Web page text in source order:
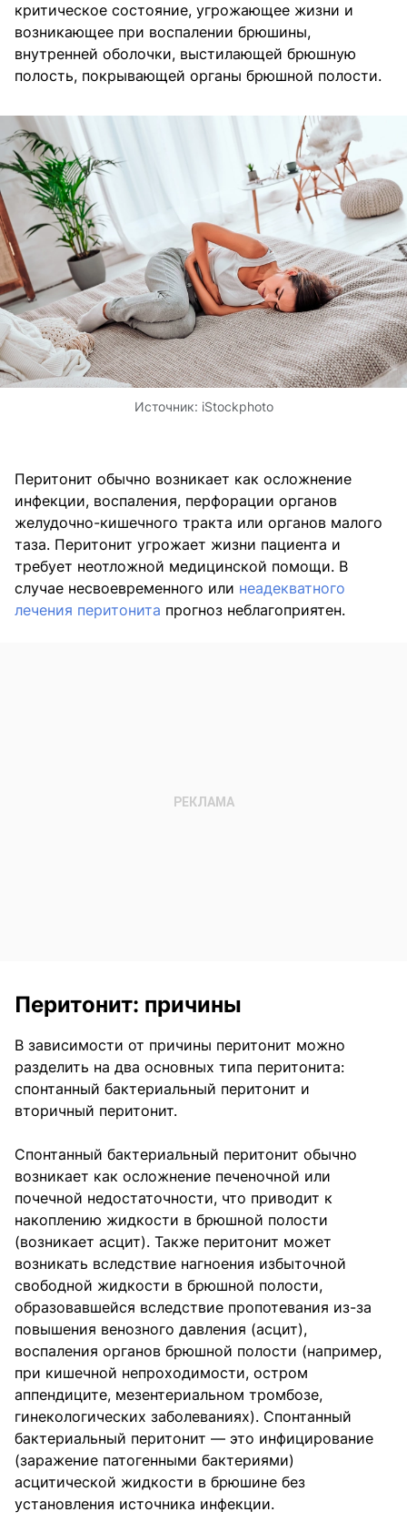
критическое состояние, угрожающее жизни и
возникающее при воспалении брюшины,
внутренней оболочки, выстилающей брюшную
полость, покрывающей органы брюшной полости.
Источник: iStockphoto
Перитонит обычно возникает как осложнение
инфекции, воспаления, перфорации органов
желудочно-кишечного тракта или органов малого
таза. Перитонит угрожает жизни пациента и
требует неотложной медицинской помощи. В
случае несвоевременного или неадекватного
лечения перитонита прогноз неблагоприятен.
Перитонит: причины
В зависимости от причины перитонит можно
разделить на два основных типа перитонита:
спонтанный бактериальный перитонит и
вторичный перитонит.
Спонтанный бактериальный перитонит обычно
возникает как осложнение печеночной или
почечной недостаточности, что приводит к
накоплению жидкости в брюшной полости
(возникает асцит). Также перитонит может
возникать вследствие нагноения избыточной
свободной жидкости в брюшной полости,
образовавшейся вследствие пропотевания из-за
повышения венозного давления (асцит),
воспаления органов брюшной полости (например,
при кишечной непроходимости, остром
аппендиците, мезентериальном тромбозе,
гинекологических заболеваниях). Спонтанный
бактериальный перитонит — это инфицирование
(заражение патогенными бактериями)
асцитической жидкости в брюшине без
установления источника инфекции.